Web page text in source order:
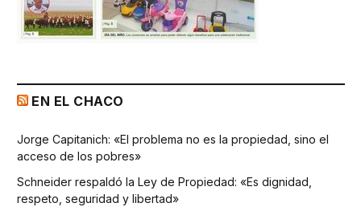
EN EL CHACO
Jorge Capitanich: «El problema no es la propiedad, sino el
acceso de los pobres»
Schneider respaldó la Ley de Propiedad: «Es dignidad,
respeto, seguridad y libertad»